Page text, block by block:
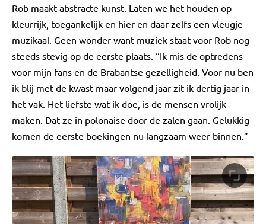
Rob maakt abstracte kunst. Laten we het houden op
kleurrijk, toegankelijk en hier en daar zelfs een vleugje
muzikaal. Geen wonder want muziek staat voor Rob nog
steeds stevig op de eerste plaats. “Ik mis de optredens
voor mijn fans en de Brabantse gezelligheid. Voor nu ben
ik blij met de kwast maar volgend jaar zit ik dertig jaar in
het vak. Het liefste wat ik doe, is de mensen vrolijk
maken. Dat ze in polonaise door de zalen gaan. Gelukkig
komen de eerste boekingen nu langzaam weer binnen.”